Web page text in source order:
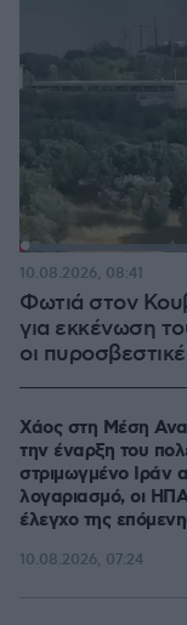
Φωτιά στον
για εκκένωση
οι
10.08.2026, 08:41
Χάος στη Μέση
την έναρξη του
στριμωγμένο Ιράν
λογαριασμό, οι
έλεγχο της
10.08.2026, 07:24